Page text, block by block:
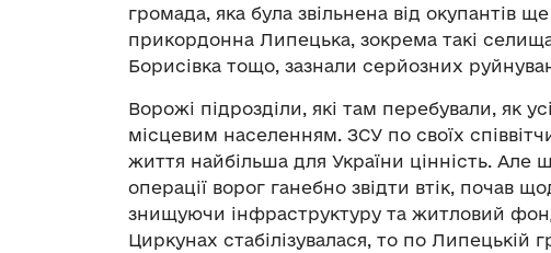
громада, яка була звільнена від окупантів
прикордонна Липецька, зокрема такі
Борисівка тощо, зазнали серйозних
Ворожі підрозділи, які там перебували, як
місцевим населенням. ЗСУ по своїх
життя найбільша для України цінність. Але
операції ворог ганебно звідти втік, почав
знищуючи інфраструктуру та житловий
Циркунах стабілізувалася, то по Липецькій